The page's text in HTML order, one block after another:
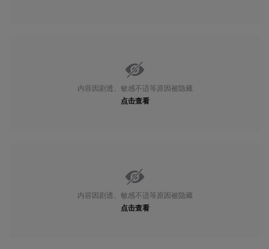
内容因剧透、敏感不适等原因被隐藏
点击查看
内容因剧透、敏感不适等原因被隐藏
点击查看